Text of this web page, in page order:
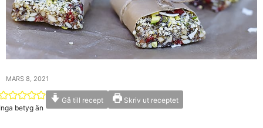
MARS 8, 2021
betyg än
Gå till recept Skriv ut receptet